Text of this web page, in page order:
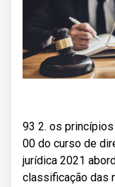
93 2. os
00 do curso de
jurídica 2021
classificação das